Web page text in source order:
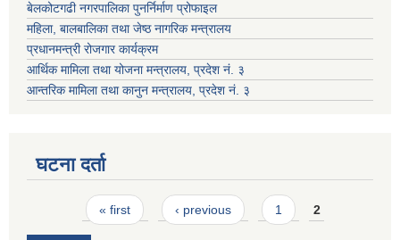
बेलकोटगढी नगरपालिका पुनर्निर्माण प्रोफाइल
महिला, बालबालिका तथा जेष्ठ नागरिक मन्त्रालय
प्रधानमन्त्री रोजगार कार्यक्रम
आर्थिक मामिला तथा योजना मन्त्रालय, प्रदेश नं. ३
आन्तरिक मामिला तथा कानुन मन्त्रालय, प्रदेश नं. ३
घटना दर्ता
Pages« first ‹ previous 1 2